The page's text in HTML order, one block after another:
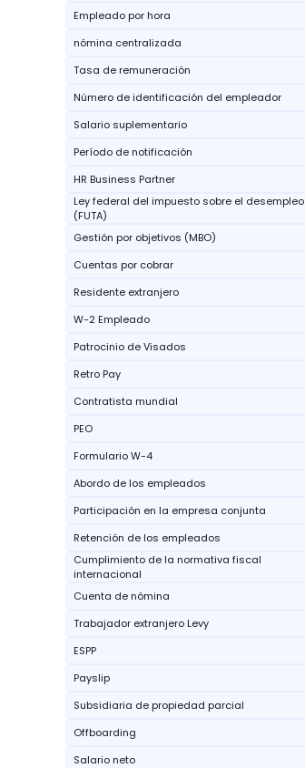
Empleado por hora
nómina centralizada
Tasa de remuneración
Número de identificación del empleador
Salario suplementario
Período de notificación
HR Business Partner
Ley federal del impuesto sobre el desempleo
(FUTA)
Gestión por objetivos (MBO)
Cuentas por cobrar
Residente extranjero
W-2 Empleado
Patrocinio de Visados
Retro Pay
Contratista mundial
PEO
Formulario W-4
Abordo de los empleados
Participación en la empresa conjunta
Retención de los empleados
Cumplimiento de la normativa fiscal
internacional
Cuenta de nómina
Trabajador extranjero Levy
ESPP
Payslip
Subsidiaria de propiedad parcial
Offboarding
Salario neto